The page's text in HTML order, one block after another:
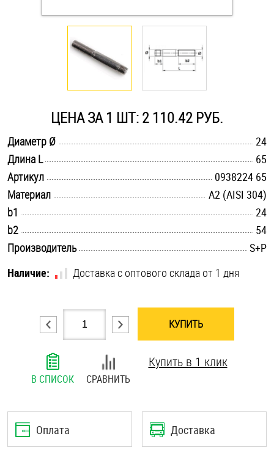
Крюки, кольца с шурупной резьбой
Оснастка и аксессуары для яхт
Саморезы и шурупы
Стопорные кольца
Такелаж
Хомуты
Шплинты
Штифты и пальцы
ЦЕНА ЗА 1 ШТ: 2 110.42 РУБ.
Диаметр Ø
24
Длина L
65
Артикул
0938224 65
Материал
А2 (AISI 304)
b1
24
b2
54
Производитель
S+P
Наличие:
Доставка с оптового склада от 1 дня
КУПИТЬ
В СПИСОК СРАВНИТЬ
Купить в 1 клик
Оплата Доставка